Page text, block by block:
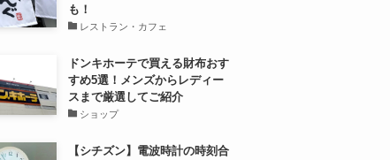
も！
レストラン・カフェ
ドンキホーテで買える財布おす
すめ5選！メンズからレディー
スまで厳選してご紹介
ショップ
【シチズン】電波時計の時刻合